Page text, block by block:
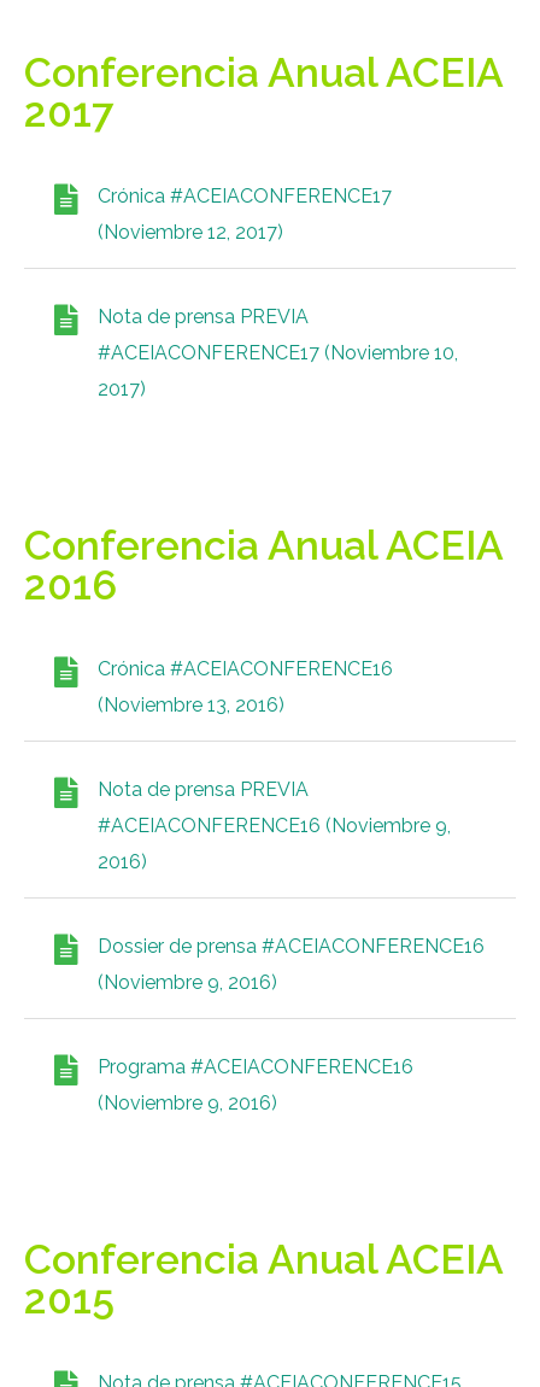
Conferencia Anual ACEIA
2017
Crónica #ACEIACONFERENCE17
(Noviembre 12, 2017)
Nota de prensa PREVIA
#ACEIACONFERENCE17 (Noviembre 10,
2017)
Conferencia Anual ACEIA
2016
Crónica #ACEIACONFERENCE16
(Noviembre 13, 2016)
Nota de prensa PREVIA
#ACEIACONFERENCE16 (Noviembre 9,
2016)
Dossier de prensa #ACEIACONFERENCE16
(Noviembre 9, 2016)
Programa #ACEIACONFERENCE16
(Noviembre 9, 2016)
Conferencia Anual ACEIA
2015